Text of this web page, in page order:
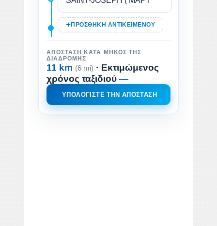
ΠΡΟΣΘΉΚΗ ΑΝΤΙΚΕΙΜΈΝΟΥ
ΑΠΌΣΤΑΣΗ ΚΑΤΆ ΜΉΚΟΣ ΤΗΣ
ΔΙΑΔΡΟΜΉΣ
11 km (6 mi) · Εκτιμώμενος
χρόνος ταξιδιού —
ΥΠΟΛΟΓΊΣΤΕ ΤΗΝ ΑΠΌΣΤΑΣΗ